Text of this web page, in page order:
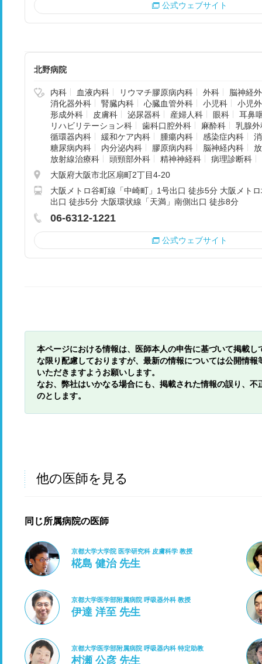
公式ウェブサイト
北野病院
内科 血液内科 リウマチ膠原病内科 外科
脳神経
消化器外科
腎臓内科 心臓血管外科 小児科
小児
形成外科
皮膚科 泌尿器科 産婦人科 眼科
耳鼻
リハビリテーション科
歯科口腔外科 麻酔科
乳腺外
循環器内科
緩和ケア内科 腫瘍内科 感染症内科
糖尿病内科
内分泌内科 膠原病内科 脳神経内科
放射線治療科
頭頸部外科 精神神経科
病理診断科
大阪府大阪市北区扇町2丁目4-20
大阪メトロ谷町線「中崎町」1号出口 徒歩5分 大阪メト
出口 徒歩5分 大阪環状線「天満」南側出口 徒歩8分
06-6312-1221
公式ウェブサイト
本ページにおける情報は、医師本人の申告に基づいて掲載
な限り配慮しておりますが、最新の情報については公開情
いただきますようお願いします。
なお、弊社はいかなる場合にも、掲載された情報の誤り、
のとします。
他の医師を見る
同じ所属病院の医師
京都大学大学院 医学研究科 皮膚科学 教授
椛島 健治 先生
京都大学医学部附属病院 呼吸器外科 教授
伊達 洋至 先生
京都大学医学部附属病院 呼吸器内科 特定助教
村瀬 公彦 先生